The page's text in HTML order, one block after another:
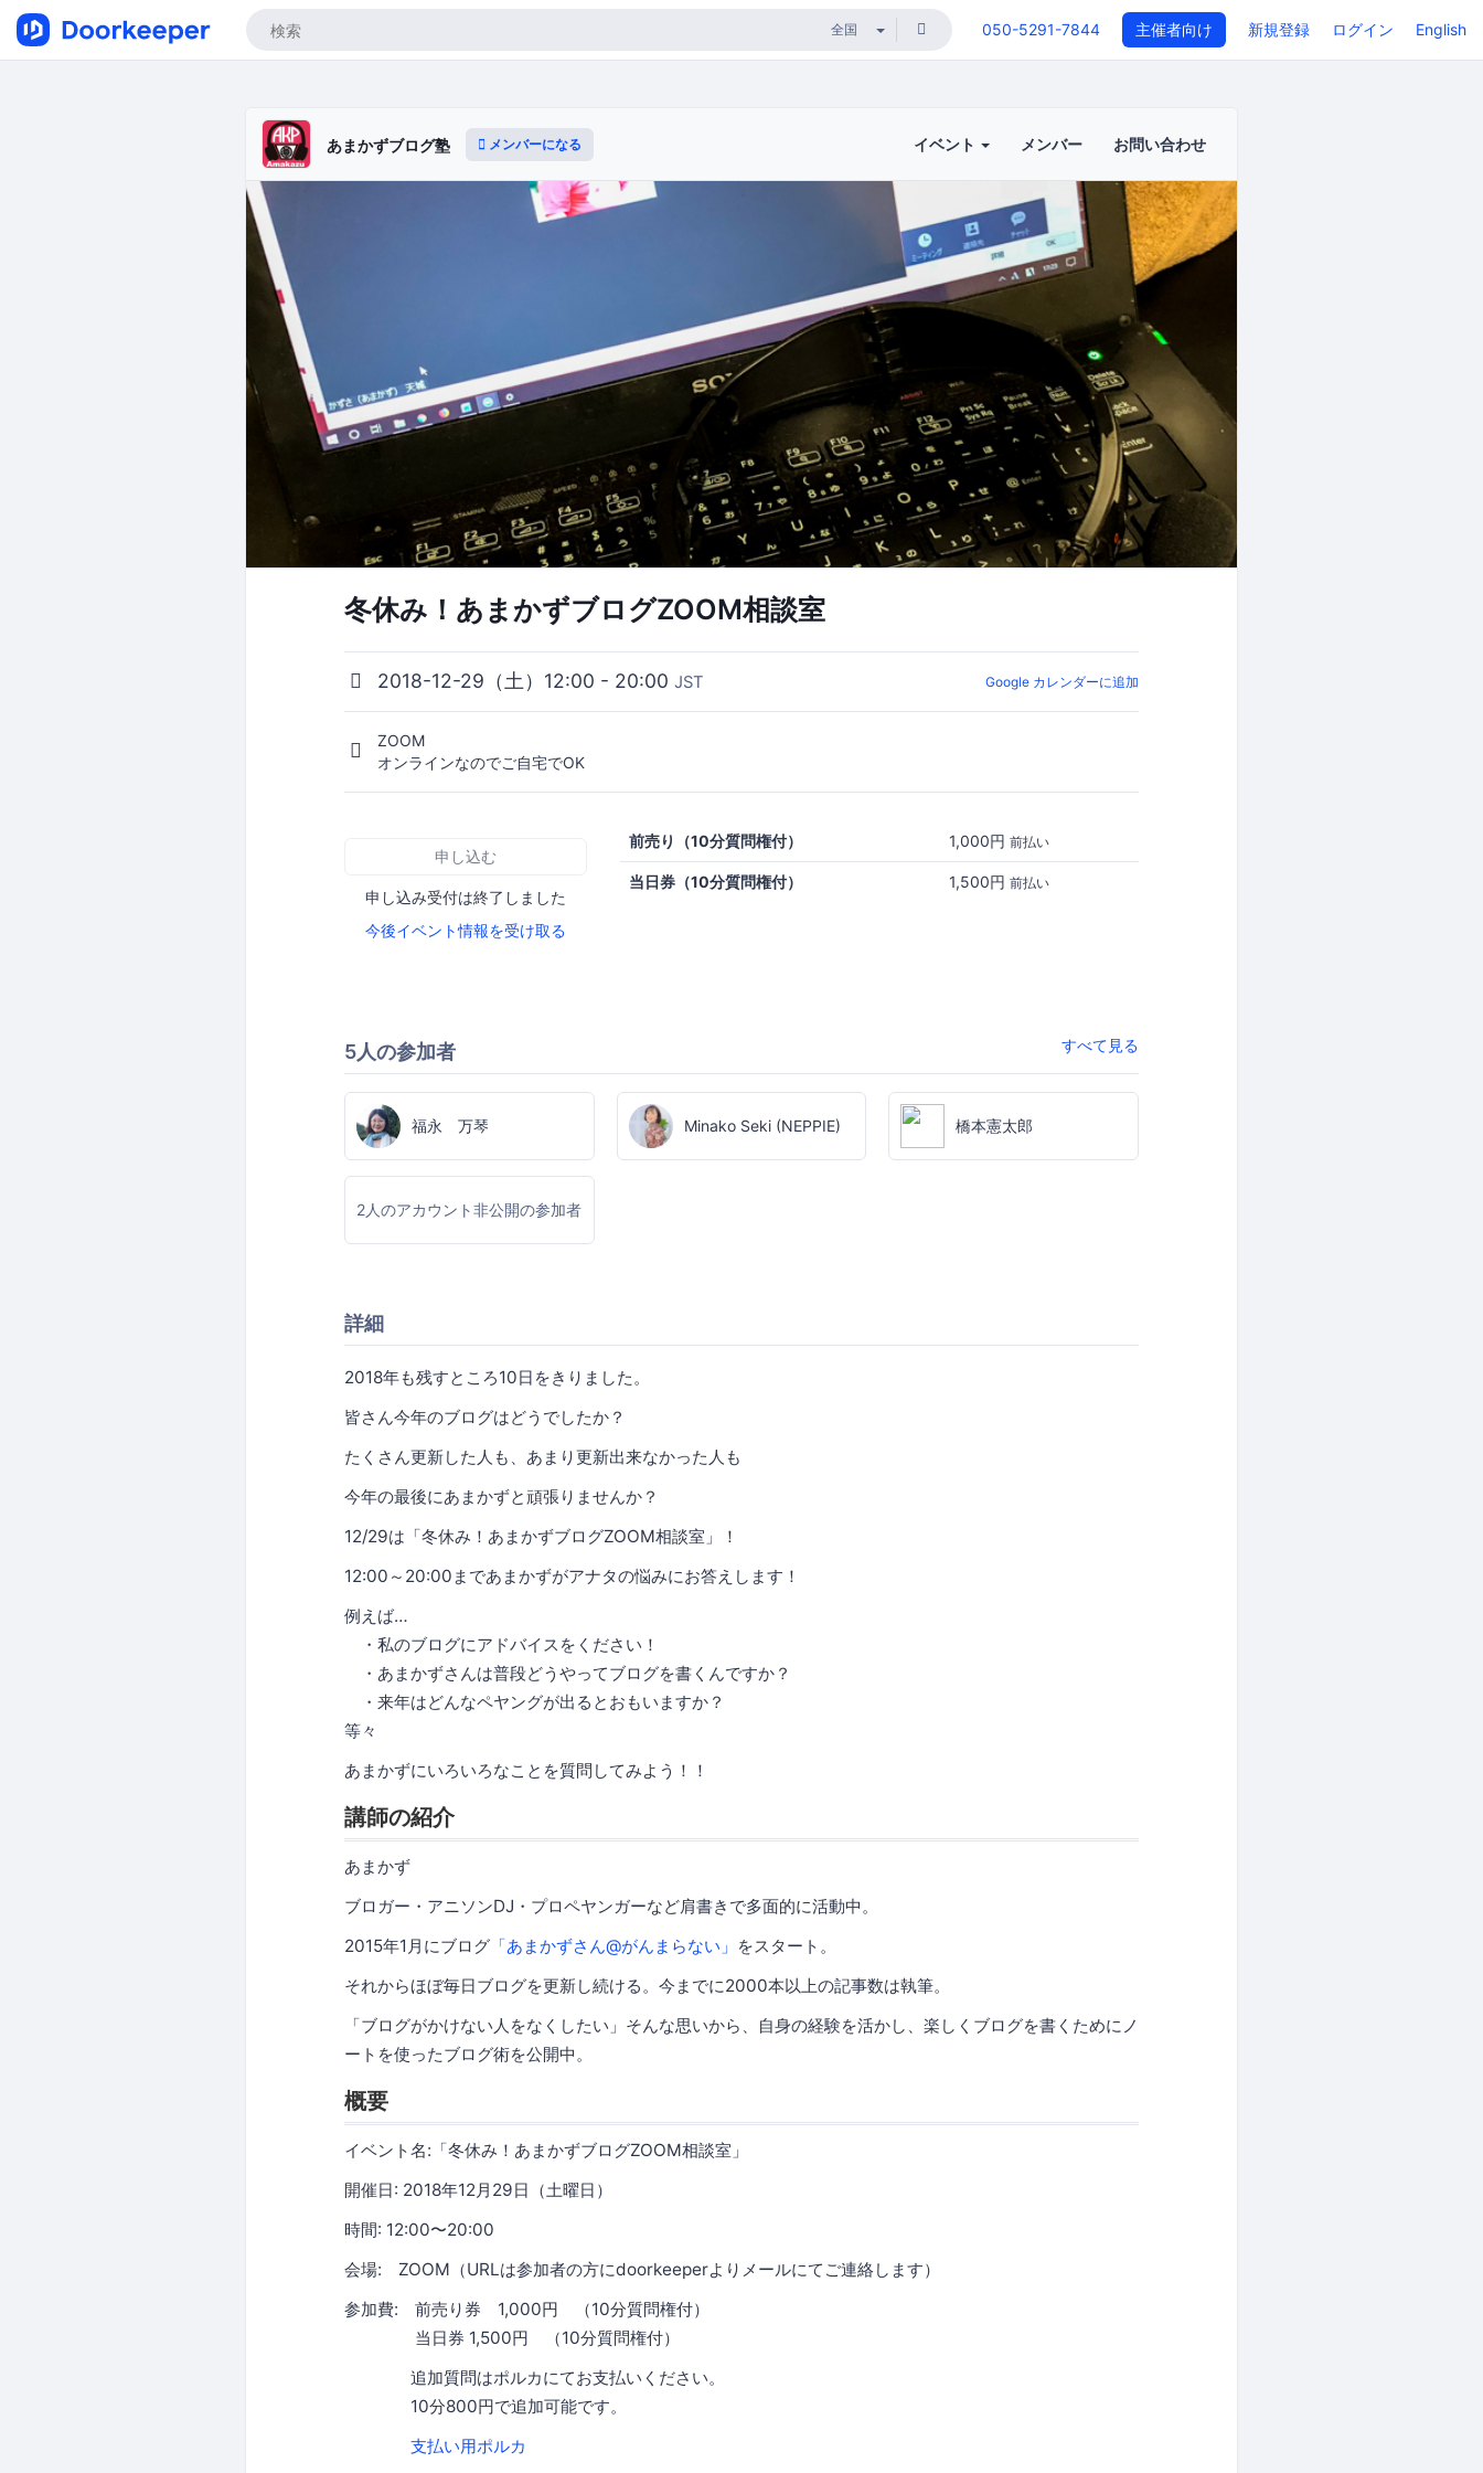
050-5291-7844 主催者向け 新規登録 ログイン English
あまかずブログ塾 メンバーになる イベント メンバー お問い合わせ
冬休み！あまかずブログZOOM相談室
2018-12-29（土）12:00 - 20:00 JST Google カレンダーに追加
ZOOM
オンラインなのでご自宅でOK
申し込む
申し込み受付は終了しました
今後イベント情報を受け取る
前売り（10分質問権付） 1,000円 前払い
当日券（10分質問権付） 1,500円 前払い
5人の参加者 すべて見る
福永 万琴 Minako Seki (NEPPIE) 橋本憲太郎
2人のアカウント非公開の参加者
詳細
2018年も残すところ10日をきりました。
皆さん今年のブログはどうでしたか？
たくさん更新した人も、あまり更新出来なかった人も
今年の最後にあまかずと頑張りませんか？
12/29は「冬休み！あまかずブログZOOM相談室」！
12:00～20:00まであまかずがアナタの悩みにお答えします！
例えば…
・私のブログにアドバイスをください！
・あまかずさんは普段どうやってブログを書くんですか？
・来年はどんなペヤングが出るとおもいますか？
等々
あまかずにいろいろなことを質問してみよう！！
講師の紹介
あまかず
ブロガー・アニソンDJ・プロペヤンガーなど肩書きで多面的に活動中。
2015年1月にブログ 「あまかずさん@がんまらない」 をスタート。
それからほぼ毎日ブログを更新し続ける。今までに2000本以上の記事数は執筆。
「ブログがかけない人をなくしたい」そんな思いから、自身の経験を活かし、楽しくブログを書くためにノ
ートを使ったブログ術を公開中。
概要
イベント名:「冬休み！あまかずブログZOOM相談室」
開催日: 2018年12月29日（土曜日）
時間: 12:00〜20:00
会場: ZOOM（URLは参加者の方にdoorkeeperよりメールにてご連絡します）
参加費: 前売り券 1,000円 （10分質問権付）
当日券 1,500円 （10分質問権付）
追加質問はポルカにてお支払いください。
10分800円で追加可能です。
支払い用ポルカ